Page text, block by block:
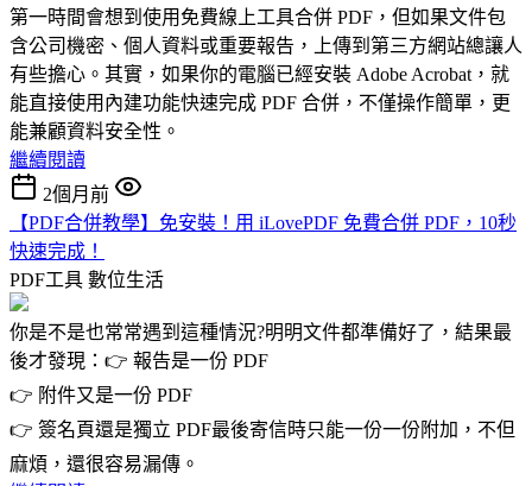
第一時間會想到使用免費線上工具合併 PDF，但如果文件包
含公司機密、個人資料或重要報告，上傳到第三方網站總讓人
有些擔心。其實，如果你的電腦已經安裝 Adobe Acrobat，就
能直接使用內建功能快速完成 PDF 合併，不僅操作簡單，更
能兼顧資料安全性。
繼續閱讀
2個月前
【PDF合併教學】免安裝！用 iLovePDF 免費合併 PDF，10秒
快速完成！
PDF工具 數位生活
你是不是也常常遇到這種情況?明明文件都準備好了，結果最
後才發現：👉 報告是一份 PDF
👉 附件又是一份 PDF
👉 簽名頁還是獨立 PDF最後寄信時只能一份一份附加，不但
麻煩，還很容易漏傳。